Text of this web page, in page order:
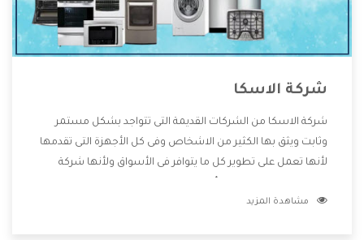
شركة الاسكا
شركة الاسكا من الشركات القديمة التى تتواجد بشكل مستمر
وثابت ويثق بها الكثير من الاشخاص وفى كل الأجهزة التى تقدمها
لأنها تعمل على تطوير كل ما يتوافر فى الأسواق ولأنها شركة
وتقدم للعملاء أقوى العروض والخصومات التى تسهل على
مشاهدة المزيد